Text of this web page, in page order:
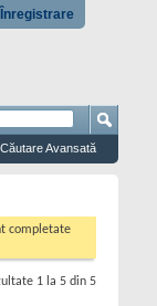
Înregistrare
Căutare Avansată
completate
1 la 5 din 5